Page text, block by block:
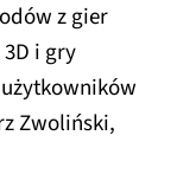
z gier
i gry
Zwoliński,